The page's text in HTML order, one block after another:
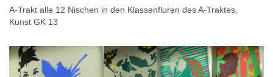
A-Trakt alle 12 Nischen in den Klassenfluren des A-Traktes,
Kunst GK 13